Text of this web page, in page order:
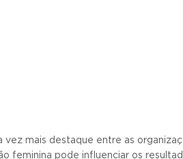
vez mais destaque entre as
feminina pode influenciar os